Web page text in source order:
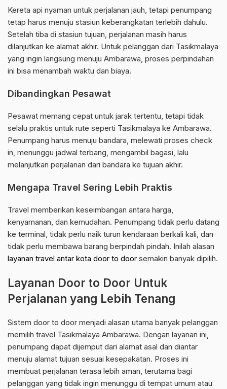
Kereta api nyaman untuk perjalanan jauh, tetapi penumpang
tetap harus menuju stasiun keberangkatan terlebih dahulu.
Setelah tiba di stasiun tujuan, perjalanan masih harus
dilanjutkan ke alamat akhir. Untuk pelanggan dari Tasikmalaya
yang ingin langsung menuju Ambarawa, proses perpindahan
ini bisa menambah waktu dan biaya.
Dibandingkan Pesawat
Pesawat memang cepat untuk jarak tertentu, tetapi tidak
selalu praktis untuk rute seperti Tasikmalaya ke Ambarawa.
Penumpang harus menuju bandara, melewati proses check
in, menunggu jadwal terbang, mengambil bagasi, lalu
melanjutkan perjalanan dari bandara ke tujuan akhir.
Mengapa Travel Sering Lebih Praktis
Travel memberikan keseimbangan antara harga,
kenyamanan, dan kemudahan. Penumpang tidak perlu datang
ke terminal, tidak perlu naik turun kendaraan berkali kali, dan
tidak perlu membawa barang berpindah pindah. Inilah alasan
layanan travel antar kota door to door semakin banyak dipilih.
Layanan Door to Door Untuk
Perjalanan yang Lebih Tenang
Sistem door to door menjadi alasan utama banyak pelanggan
memilih travel Tasikmalaya Ambarawa. Dengan layanan ini,
penumpang dapat dijemput dari alamat asal dan diantar
menuju alamat tujuan sesuai kesepakatan. Proses ini
membuat perjalanan terasa lebih aman, terutama bagi
pelanggan yang tidak ingin menunggu di tempat umum atau